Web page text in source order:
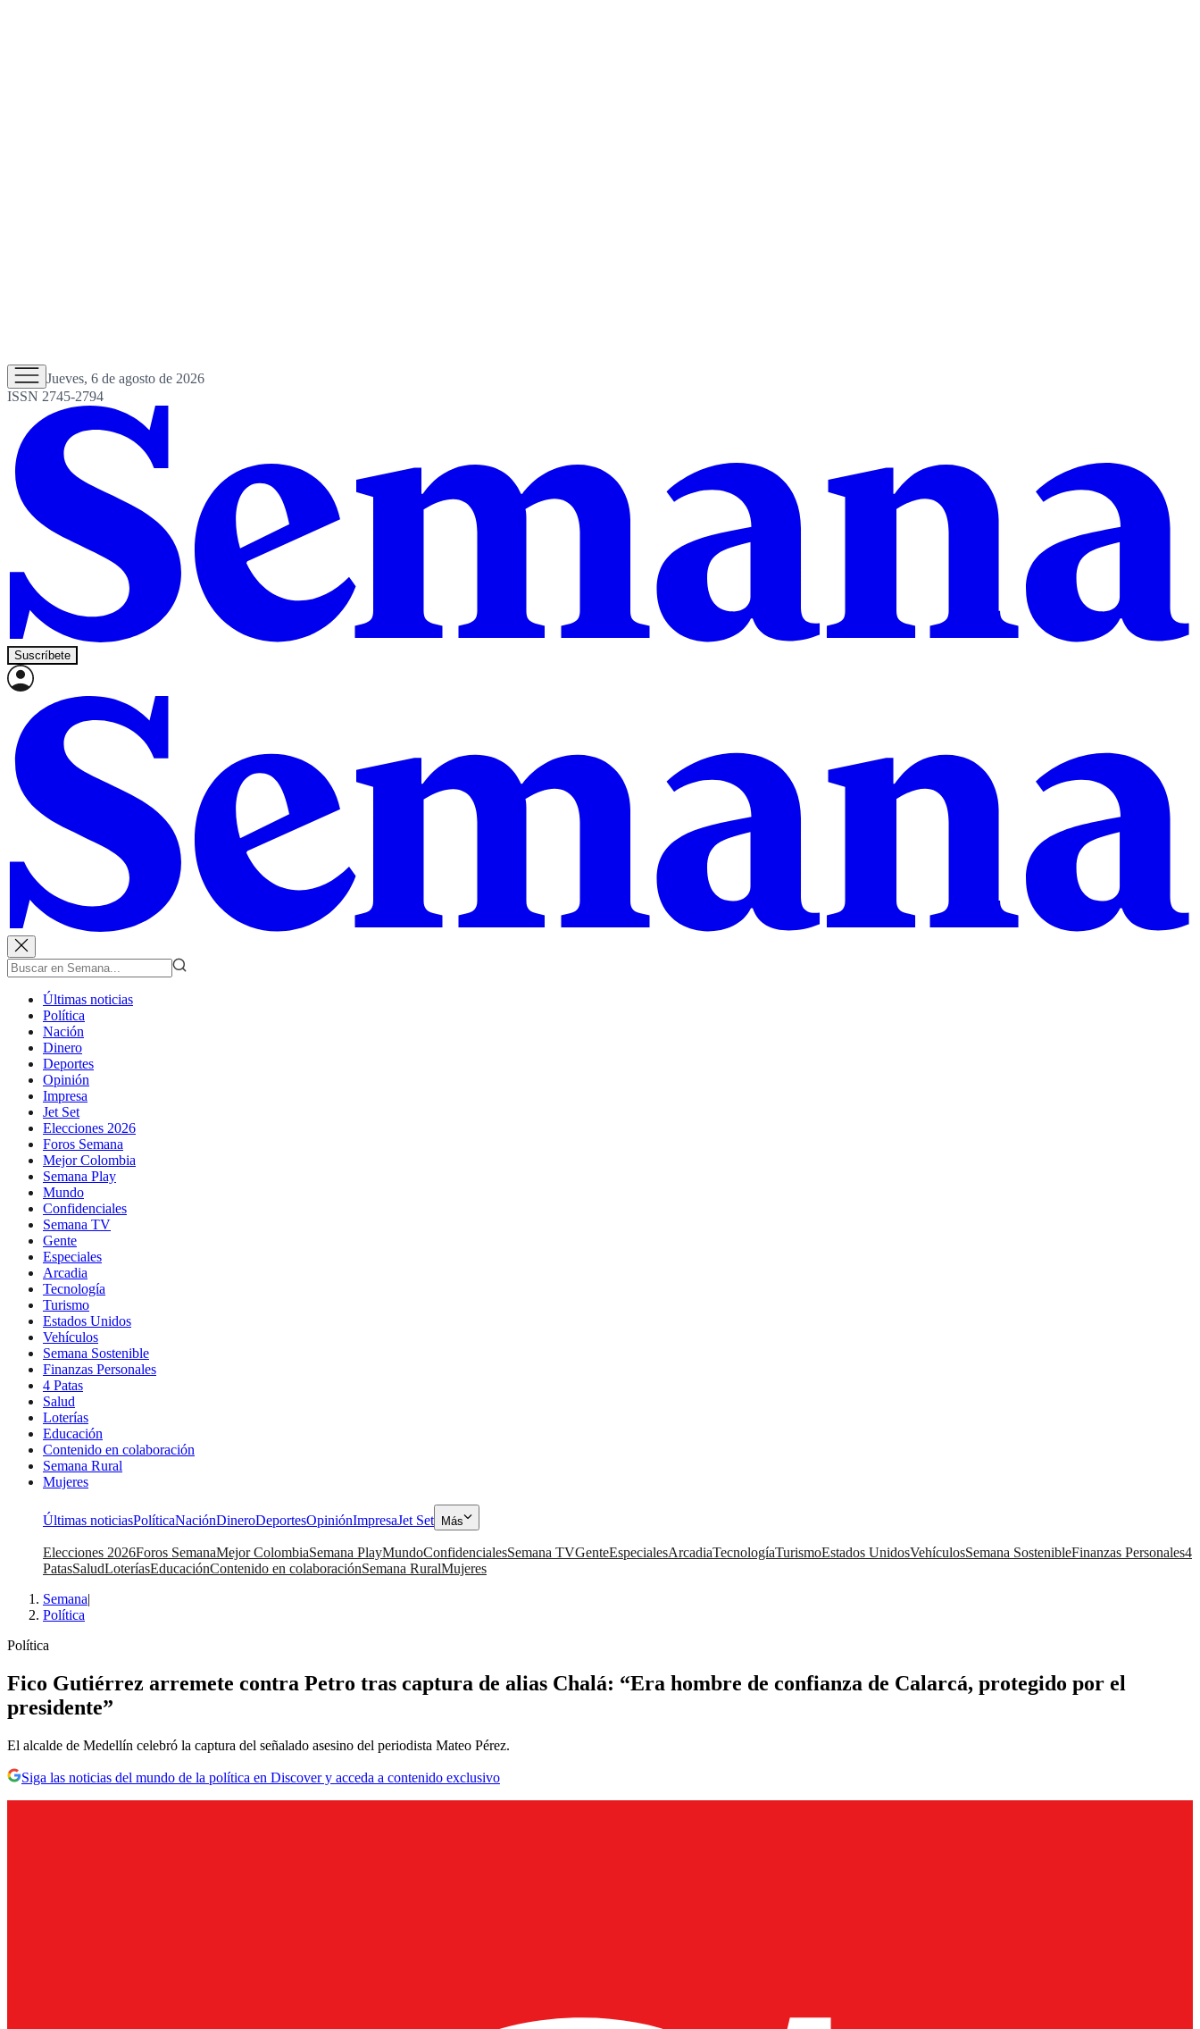
Jueves, 6 de agosto de 2026
ISSN 2745-2794
Suscríbete
Últimas noticias
Política
Nación
Dinero
Deportes
Opinión
Impresa
Jet Set
Elecciones 2026
Foros Semana
Mejor Colombia
Semana Play
Mundo
Confidenciales
Semana TV
Gente
Especiales
Arcadia
Tecnología
Turismo
Estados Unidos
Vehículos
Semana Sostenible
Finanzas Personales
4 Patas
Salud
Loterías
Educación
Contenido en colaboración
Semana Rural
Mujeres
Últimas noticiasPolíticaNaciónDineroDeportesOpiniónImpresaJet Set Más
Elecciones 2026Foros SemanaMejor ColombiaSemana PlayMundoConfidencialesSemana TVGenteEspecialesArcadiaTecnologíaTurismoEstados UnidosVehículosSemana SostenibleFinanzas Personales4
PatasSaludLoteríasEducaciónContenido en colaboraciónSemana RuralMujeres
Semana|
Política
Política
Fico Gutiérrez arremete contra Petro tras captura de alias Chalá: “Era hombre de confianza de Calarcá, protegido por el
presidente”
El alcalde de Medellín celebró la captura del señalado asesino del periodista Mateo Pérez.
Siga las noticias del mundo de la política en Discover y acceda a contenido exclusivo